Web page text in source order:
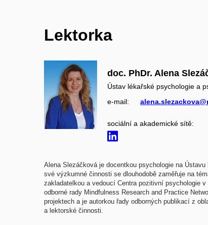
Lektorka
doc. PhDr. Alena
Ústav lékařské psychologie a
e‑mail:
sociální a akademické sítě:
Alena Slezáčková je docentkou psychologie na
své výzkumné činnosti se dlouhodobě zaměřuje na
zakladatelkou a vedoucí Centra pozitivní psychologie
odborné rady Mindfulness Research and Practice
projektech a je autorkou řady odborných publikací z
a lektorské činnosti.